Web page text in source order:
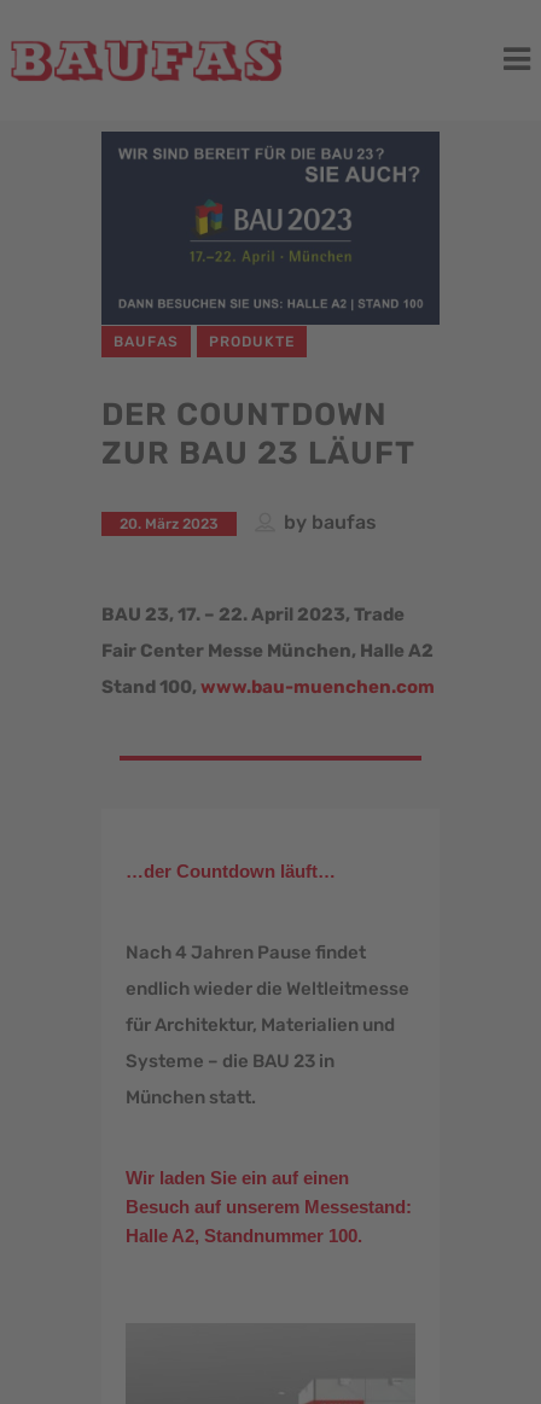
BAUFAS PRODUKTE
DER COUNTDOWN
ZUR BAU 23 LÄUFT
20. März 2023 by baufas
BAU 23, 17. – 22. April 2023, Trade
Fair Center Messe München, Halle A2
Stand 100, www.bau-muenchen.com
…der Countdown läuft…
Nach 4 Jahren Pause findet
endlich wieder die Weltleitmesse
für Architektur, Materialien und
Systeme – die BAU 23 in
München statt.
Wir laden Sie ein auf einen
Besuch auf unserem Messestand:
Halle A2, Standnummer 100.